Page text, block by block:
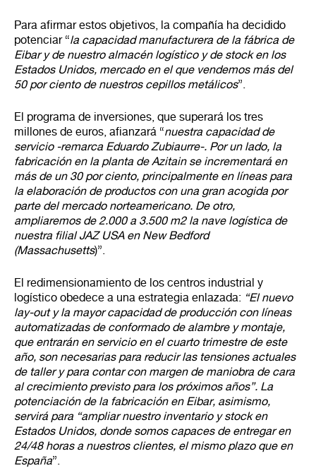
Para afirmar estos objetivos, la compañía ha decidido
potenciar “la capacidad manufacturera de la fábrica de
Eibar y de nuestro almacén logístico y de stock en los
Estados Unidos, mercado en el que vendemos más del
50 por ciento de nuestros cepillos metálicos”.
El programa de inversiones, que superará los tres
millones de euros, afianzará “nuestra capacidad de
servicio -remarca Eduardo Zubiaurre-. Por un lado, la
fabricación en la planta de Azitain se incrementará en
más de un 30 por ciento, principalmente en líneas para
la elaboración de productos con una gran acogida por
parte del mercado norteamericano. De otro,
ampliaremos de 2.000 a 3.500 m2 la nave logística de
nuestra filial JAZ USA en New Bedford
(Massachusetts)”.
El redimensionamiento de los centros industrial y
logístico obedece a una estrategia enlazada: “El nuevo
lay-out y la mayor capacidad de producción con líneas
automatizadas de conformado de alambre y montaje,
que entrarán en servicio en el cuarto trimestre de este
año, son necesarias para reducir las tensiones actuales
de taller y para contar con margen de maniobra de cara
al crecimiento previsto para los próximos años”. La
potenciación de la fabricación en Eibar, asimismo,
servirá para “ampliar nuestro inventario y stock en
Estados Unidos, donde somos capaces de entregar en
24/48 horas a nuestros clientes, el mismo plazo que en
España”.